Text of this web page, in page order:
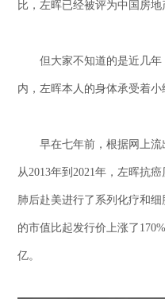
比，左晖已经被评为中国房地
但大家不知道的是近几年
内，左晖本人的身体承受着小
早在七年前，根据网上流
从2013年到2021年，左晖抗
肺后赴美进行了系列化疗和
的市值比起发行价上涨了
亿。